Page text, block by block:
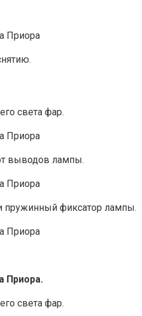
света фар.
выводов лампы.
пружинный фиксатор лампы.
Приора.
света фар.